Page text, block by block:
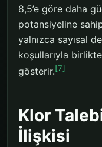
8,5’e göre daha
potansiyeline
yalnızca sayısal
koşullarıyla
gösterir.[7]
Klor
İlişkisi